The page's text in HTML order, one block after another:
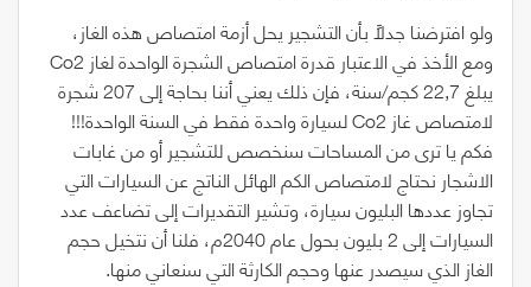
ولو افترضنا جدلاً بأن التشجير يحل أزمة امتصاص هذه الغاز،
ومع الأخذ في الاعتبار قدرة امتصاص الشجرة الواحدة لغاز Co2
يبلغ22,7كجم/سنة، فإن ذلك يعني أننا بحاجة إلى207شجرة
لامتصاص غاز Co2لسيارة واحدة فقط في السنة الواحدة!!!
فكم يا ترى من المساحات سنخصص للتشجير أو من غابات
الاشجار نحتاج لامتصاص الكم الهائل الناتج عن السيارات التي
تجاوز عددها البليون سيارة، وتشير التقديرات إلى تضاعف عدد
السيارات إلى2بليون بحول عام2040م، فلنا أن نتخيل حجم
الغاز الذي سيصدر عنها وحجم الكارثة التي سنعاني منها.